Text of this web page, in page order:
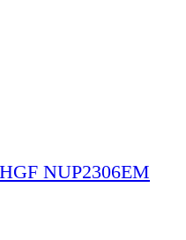
NUP2306EM